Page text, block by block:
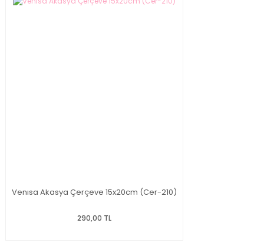
Venısa Akasya Çerçeve 15x20cm (Cer-210)
290,00 TL